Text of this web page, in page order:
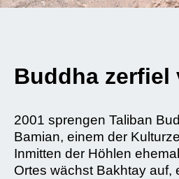
Buddha zerfiel
2001 sprengen Taliban
Bamian, einem der
Inmitten der Höhlen
Ortes wächst Bakhtay auf,